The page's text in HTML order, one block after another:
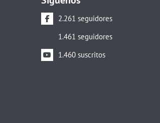
2.261 seguidores
1.461 seguidores
1.460 suscritos